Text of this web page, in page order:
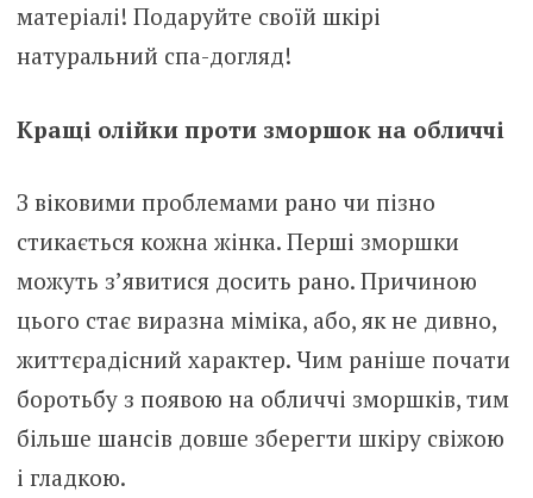
матеріалі! Подаруйте своїй шкірі
натуральний спа-догляд!
Кращі олійки проти зморшок на обличчі
З віковими проблемами рано чи пізно
стикається кожна жінка. Перші зморшки
можуть з’явитися досить рано. Причиною
цього стає виразна міміка, або, як не дивно,
життєрадісний характер. Чим раніше почати
борoтьбу з появою на обличчі зморшків, тим
більше шансів довше зберегти шкіру свіжою
і гладкою.